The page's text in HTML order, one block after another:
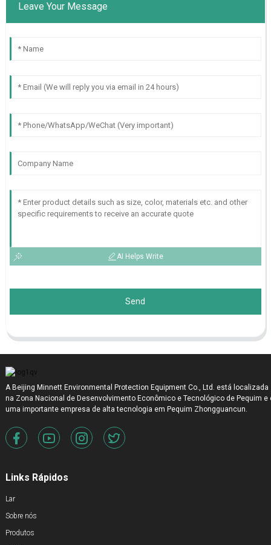
Leave Your Message
AI Helps Write
Send
A Beijing Minnett Environmental Protection Equipment Co., Ltd. está localizada
na Zona Nacional de Desenvolvimento Econômico e Tecnológico de Pequim e
uma importante empresa de alta tecnologia em Pequim Zhongguancun.
Links Rápidos
Lar
Sobre nós
Produtos